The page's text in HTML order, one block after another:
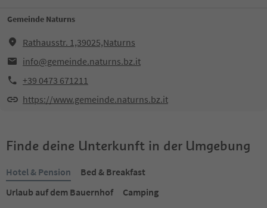
Gemeinde Naturns
Rathausstr. 1,39025,Naturns
info@gemeinde.naturns.bz.it
+39 0473 671211
https://www.gemeinde.naturns.bz.it
Finde deine Unterkunft in der Umgebung
Hotel & Pension
Bed & Breakfast
Urlaub auf dem Bauernhof
Camping